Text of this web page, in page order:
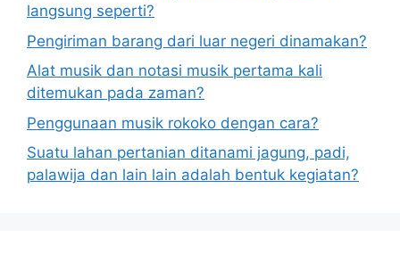
langsung seperti?
Pengiriman barang dari luar negeri dinamakan?
Alat musik dan notasi musik pertama kali
ditemukan pada zaman?
Penggunaan musik rokoko dengan cara?
Suatu lahan pertanian ditanami jagung, padi,
palawija dan lain lain adalah bentuk kegiatan?